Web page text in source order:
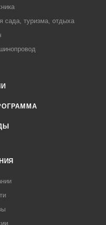
сада, туризма, отдыха